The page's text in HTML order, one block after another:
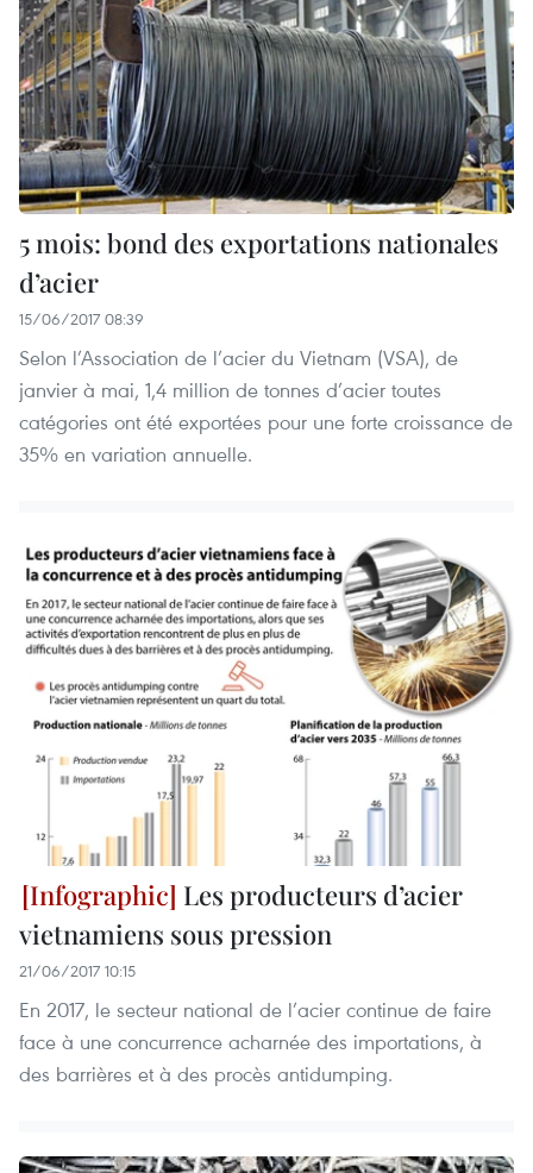
5 mois: bond des exportations nationales
d’acier
15/06/2017 08:39
Selon l’Association de l’acier du Vietnam (VSA), de
janvier à mai, 1,4 million de tonnes d’acier toutes
catégories ont été exportées pour une forte croissance de
35% en variation annuelle.
Les producteurs d’acier
vietnamiens sous pression
21/06/2017 10:15
En 2017, le secteur national de l’acier continue de faire
face à une concurrence acharnée des importations, à
des barrières et à des procès antidumping.